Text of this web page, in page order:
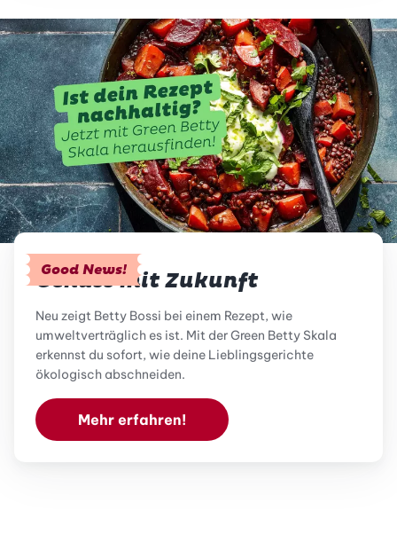
Good News!
Genuss mit Zukunft
Neu zeigt Betty Bossi bei einem Rezept, wie
umweltverträglich es ist. Mit der Green Betty Skala
erkennst du sofort, wie deine Lieblingsgerichte
ökologisch abschneiden.
Mehr erfahren!